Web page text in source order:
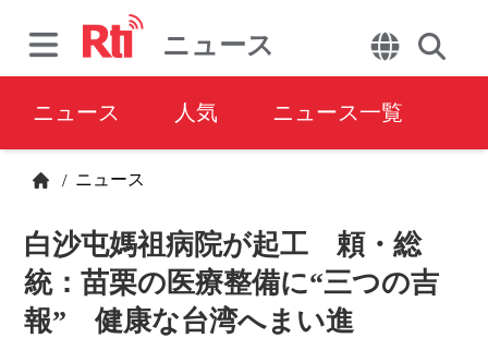
ニュース
ニュース 人気 ニュース一覧
/ ニュース
白沙屯媽祖病院が起工 頼・総
統：苗栗の医療整備に“三つの吉
報” 健康な台湾へまい進